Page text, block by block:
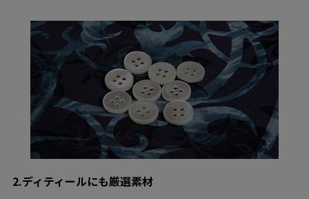
2.ディティールにも厳選素材